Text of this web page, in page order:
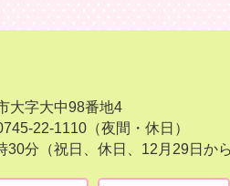
大字大中98番地4
22-1110（夜間・休日）
分（祝日、休日、12月29日か